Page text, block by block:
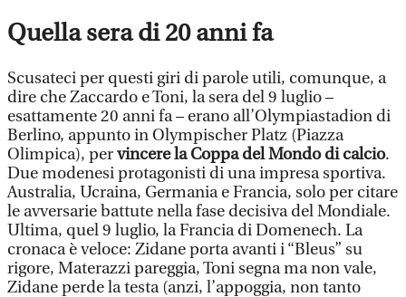
Quella sera di 20 anni fa
Scusateci per questi giri di parole utili, comunque, a
dire che Zaccardo e Toni, la sera del 9 luglio –
esattamente 20 anni fa – erano all’Olympiastadion di
Berlino, appunto in Olympischer Platz (Piazza
Olimpica), pervincere la Coppa del Mondo di calcio.
Due modenesi protagonisti di una impresa sportiva.
Australia, Ucraina, Germania e Francia, solo per citare
le avversarie battute nella fase decisiva del Mondiale.
Ultima, quel 9 luglio, la Francia di Domenech. La
cronaca è veloce: Zidane porta avanti i “Bleus” su
rigore, Materazzi pareggia, Toni segna ma non vale,
Zidane perde la testa (anzi, l’appoggia, non tanto